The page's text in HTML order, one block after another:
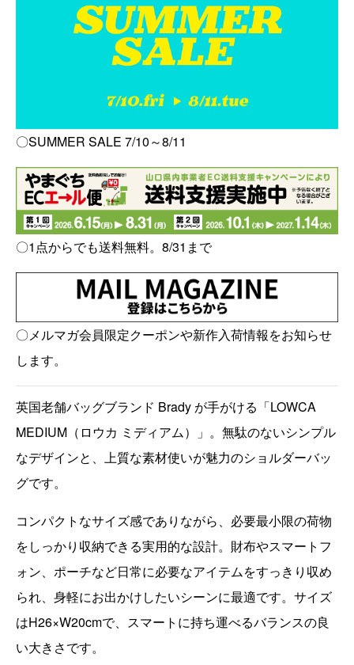
〇SUMMER SALE 7/10～8/11
〇1点からでも送料無料。8/31まで
〇メルマガ会員限定クーポンや新作入荷情報をお知らせ
します。
英国老舗バッグブランド Brady が手がける「LOWCA
MEDIUM（ロウカ ミディアム）」。無駄のないシンプル
なデザインと、上質な素材使いが魅力のショルダーバッ
グです。
コンパクトなサイズ感でありながら、必要最小限の荷物
をしっかり収納できる実用的な設計。財布やスマートフ
ォン、ポーチなど日常に必要なアイテムをすっきり収め
られ、身軽にお出かけしたいシーンに最適です。サイズ
はH26×W20cmで、スマートに持ち運べるバランスの良
い大きさです。